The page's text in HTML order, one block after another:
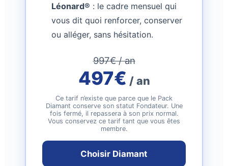
Léonard® : le cadre mensuel qui
vous dit quoi renforcer, conserver
ou alléger, sans hésitation.
997€ / an
497€ / an
Ce tarif n’existe que parce que le Pack
Diamant conserve son statut Fondateur. Une
fois fermé, il repassera à son prix normal.
Vous conservez ce tarif tant que vous êtes
membre.
Choisir Diamant